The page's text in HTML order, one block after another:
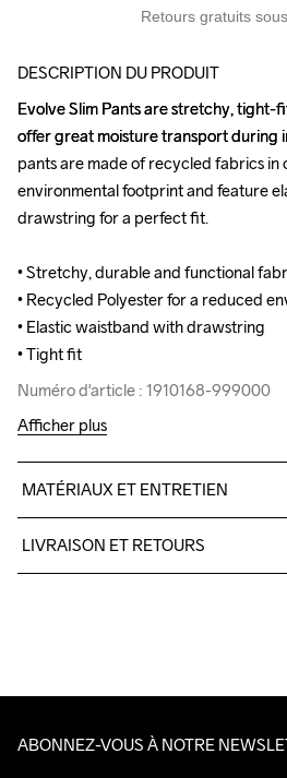
Retours gratuits
DESCRIPTION DU PRODUIT
Evolve Slim Pants are stretchy,
offer great moisture transport during
pants are made of recycled fabrics in
environmental footprint and feature
drawstring for a perfect fit.
• Stretchy, durable and functional
• Recycled Polyester for a reduced
• Elastic waistband with drawstring
• Tight fit
Numéro d'article : 1910168-999000
Evolve Slim Pants are stretchy,
offer great moisture transport during
pants are made of recycled fabrics in
environmental footprint and feature
drawstring for a perfect fit.
• Stretchy, durable and functional
• Recycled Polyester for a reduced
• Elastic waistband with drawstring
• Tight fit
Numéro d'article : 1910168-999000
Afficher plus
MATÉRIAUX ET ENTRETIEN
LIVRAISON ET RETOURS
ABONNEZ-VOUS À NOTRE